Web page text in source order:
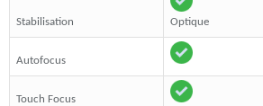
Stabilisation Optique
Autofocus
Touch Focus